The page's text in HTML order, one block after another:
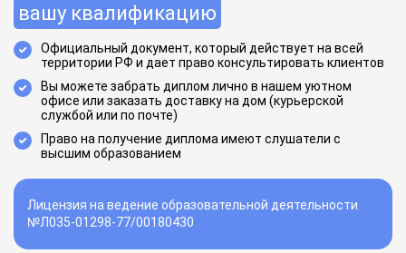
вашу квалификацию
Официальный документ, который действует на всей
территории РФ и дает право консультировать клиентов
Вы можете забрать диплом лично в нашем уютном
офисе или заказать доставку на дом (курьерской
службой или по почте)
Право на получение диплома имеют слушатели с
высшим образованием
Лицензия на ведение образовательной деятельности
№Л035-01298-77/00180430